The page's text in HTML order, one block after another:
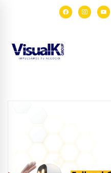
facebook